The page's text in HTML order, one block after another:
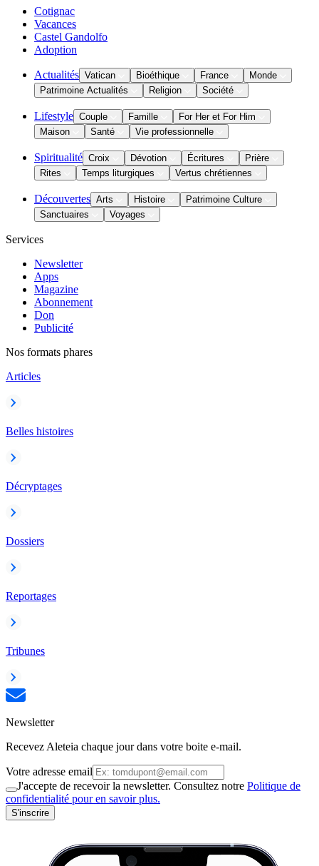
Cotignac
Vacances
Castel Gandolfo
Adoption
Actualités Vatican Bioéthique France
Monde
Patrimoine Actualités
Religion Société
Lifestyle Couple Famille
For Her et For Him
Maison
Santé Vie professionnelle
Spiritualité Croix Dévotion Écritures
Prière
Rites
Temps liturgiques Vertus chrétiennes
Découvertes Arts Histoire
Patrimoine Culture
Sanctuaires
Voyages
Services
Newsletter
Apps
Magazine
Abonnement
Don
Publicité
Nos formats phares
Articles
Belles histoires
Décryptages
Dossiers
Reportages
Tribunes
Newsletter
Recevez Aleteia chaque jour dans votre boite e-mail.
Votre adresse email
J'accepte de recevoir la newsletter. Consultez notre Politique de
confidentialité pour en savoir plus.
S'inscrire